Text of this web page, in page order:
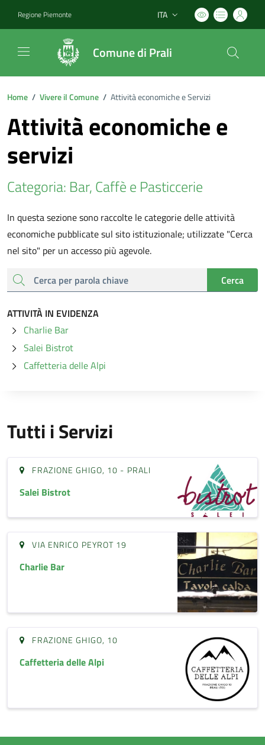
Regione Piemonte Lingua attiva:
ITA
Comune di Prali
Home / Vivere il Comune / Attività economiche e Servizi
Attività economiche e
servizi
Categoria: Bar, Caffè e Pasticcerie
In questa sezione sono raccolte le categorie delle attività
economiche pubblicate sul sito istituzionale; utilizzate "Cerca
nel sito" per un accesso più agevole.
cerca
Cerca
ATTIVITÀ IN EVIDENZA
Charlie Bar
Salei Bistrot
Caffetteria delle Alpi
Tutti i Servizi
FRAZIONE GHIGO, 10 - PRALI
Salei Bistrot
VIA ENRICO PEYROT 19
Charlie Bar
FRAZIONE GHIGO, 10
Caffetteria delle Alpi